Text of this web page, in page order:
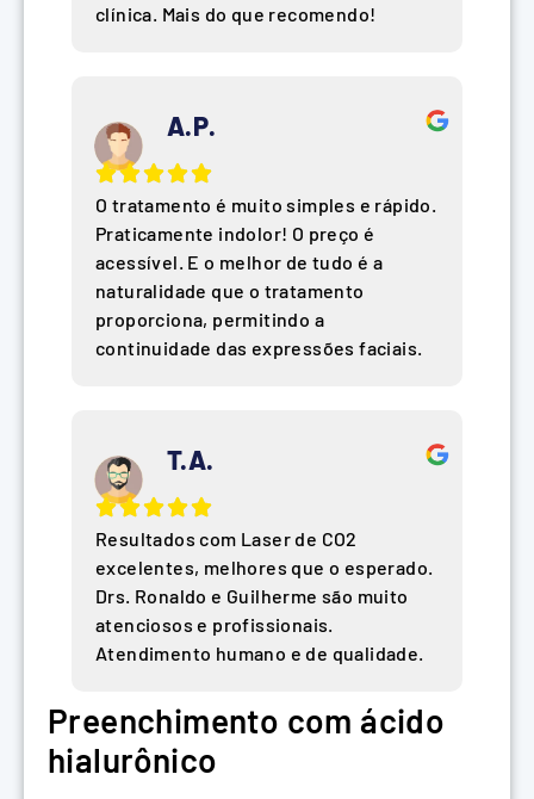
clínica. Mais do que recomendo!
A.P.
O tratamento é muito simples e rápido.
Praticamente indolor! O preço é
acessível. E o melhor de tudo é a
naturalidade que o tratamento
proporciona, permitindo a
continuidade das expressões faciais.
T.A.
Resultados com Laser de CO2
excelentes, melhores que o esperado.
Drs. Ronaldo e Guilherme são muito
atenciosos e profissionais.
Atendimento humano e de qualidade.
Preenchimento com ácido
hialurônico